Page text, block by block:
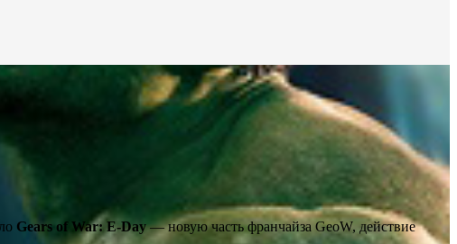
Gears of War: E-Day— новую часть франчайза GeoW, действие